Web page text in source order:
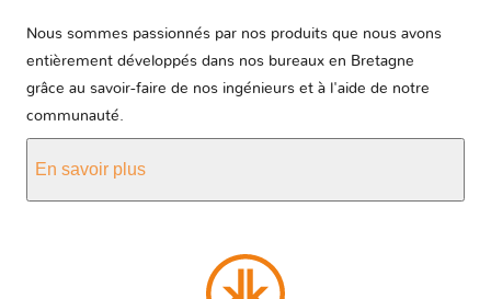
Nous sommes passionnés par nos produits que nous avons
entièrement développés dans nos bureaux en Bretagne
grâce au savoir-faire de nos ingénieurs et à l'aide de notre
communauté.
En savoir plus